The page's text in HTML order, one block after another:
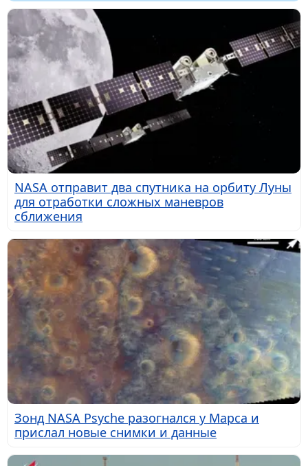
NASA отправит два спутника на орбиту Луны
для отработки сложных маневров
сближения
Зонд NASA Psyche разогнался у Марса и
прислал новые снимки и данные